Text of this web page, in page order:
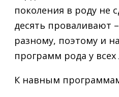
поколения в роду не
десять проваливают
разному, поэтому и
программ рода у
К навным